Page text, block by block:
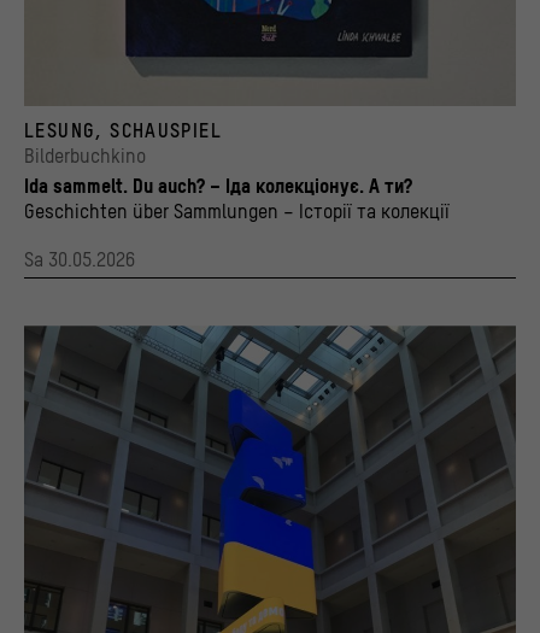
© 2020 Nord Süd Verlag / Stiftung Humboldt Forum im Berliner Schloss, Foto: Andreas
LESUNG, SCHAUSPIEL
Bilderbuchkino
Ida sammelt. Du auch? – Іда колекціонує. А ти?
Geschichten über Sammlungen – Історії та колекції
Sa 30.05.2026
Impressum